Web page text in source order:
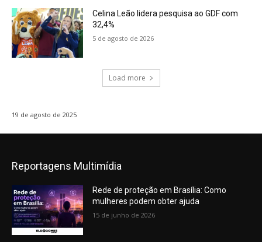
Celina Leão lidera pesquisa ao GDF com
32,4%
5 de agosto de 2026
Load more
19 de agosto de 2025
Reportagens Multimídia
Rede de proteção em Brasília: Como
mulheres podem obter ajuda
15 de junho de 2026